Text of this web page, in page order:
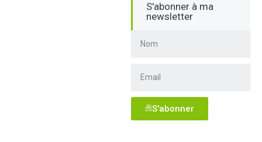
S'abonner à ma
newsletter
S'abonner